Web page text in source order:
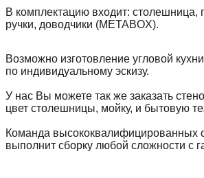
В комплектацию входит: столешница,
ручки, доводчики (METABOX).
Возможно изготовление угловой
по индивидуальному эскизу.
У нас Вы можете так же заказать
цвет столешницы, мойку, и бытовую
Команда высококвалифицированных
выполнит сборку любой сложности с